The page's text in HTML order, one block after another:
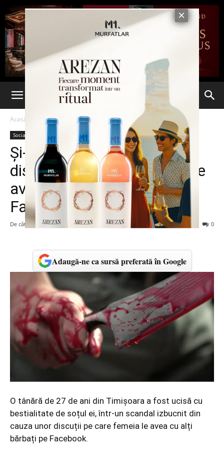
Acasă Social
Social
Și-a ucis soția din cauza
discuțiilor pe care aceasta le
avea cu alți bărbați pe
Facebook
De către 19 iulie 2016 0
Adaugă-ne ca sursă preferată în Google
O tânără de 27 de ani din Timișoara a fost ucisă cu
bestialitate de soțul ei, într-un scandal izbucnit din
cauza unor discuții pe care femeia le avea cu alți
bărbați pe Facebook.